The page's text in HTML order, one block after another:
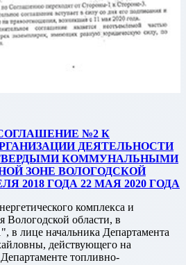
№2 К
ДЕЯТЕЛЬНОСТИ
КОММУНАЛЬНЫМИ
ЗОНЕ ВОЛОГОДСКОЙ
2018 ГОДА 22 МАЯ 2020 ГОДА
комплекса и
Вологодской области, в
в лице начальника Департамента
действующего на
топливно-